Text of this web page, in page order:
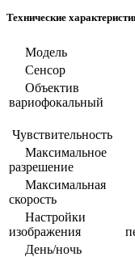
Технические
Модель
Сенсор
Объектив
вариофокальный
Чувствительность
Максимальное
разрешение
Максимальная
скорость
Настройки
изображения
День/ночь